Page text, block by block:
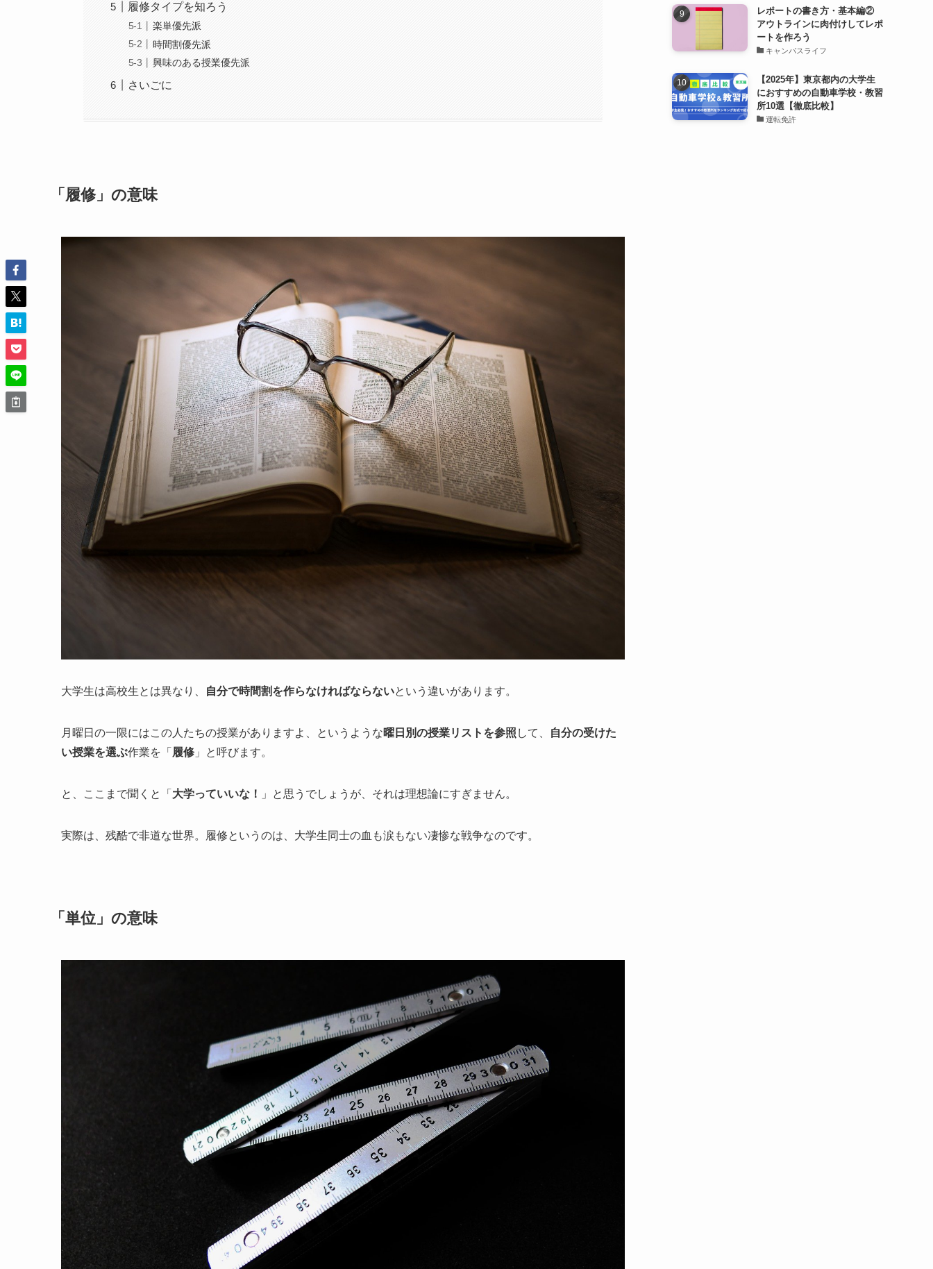
履修タイプを知ろう
楽単優先派
時間割優先派
興味のある授業優先派
さいごに
「 履修」 の意味
大学生は高校生とは異なり、 自分で時間割を作らなければならないという違いがあります。
月曜日の一限にはこの人たちの授業がありますよ、というような曜日別の授業リストを参照 して、
自分の受けた
い授業を選ぶ作業を「 履修 」と呼びます。
と、ここまで聞くと「 大学っていいな！ 」と思うでしょうが、それは理想論にすぎません。
実際は、残酷で非道な世界。履修というのは、大学生同士の血も涙もない凄惨な戦争なのです。
「単位」の意味
レポートの書き方・基本編②
アウトラインに肉付けしてレポ
ートを作ろう
キャンパスライフ
【2025年】東京都内の大学生
におすすめの自動車学校・教習
所10選【徹底比較】
運転免許